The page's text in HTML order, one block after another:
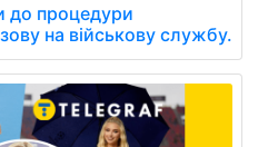
до процедури
на військову службу.